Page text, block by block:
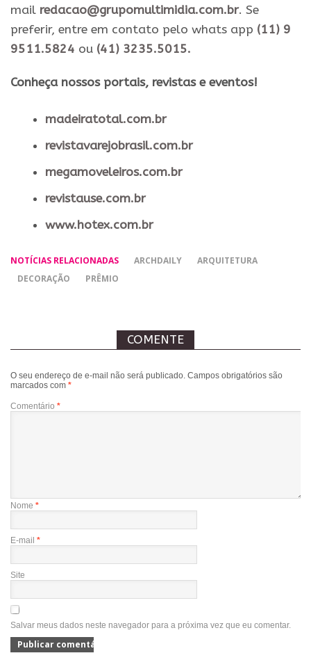
mail redacao@grupomultimidia.com.br. Se
preferir, entre em contato pelo whats app (11) 9
9511.5824 ou (41) 3235.5015.
​Conheça nossos ​portais, revistas e eventos​!
madeiratotal.com.br
revistavarejobrasil.com.br
megamoveleiros.com.br
revistause.com.br
www.hotex.com.br
NOTÍCIAS RELACIONADAS ARCHDAILY
ARQUITETURA
DECORAÇÃO
PRÊMIO
COMENTE
O seu endereço de e-mail não será publicado. Campos obrigatórios são
marcados com *
Comentário *
Nome *
E-mail *
Site
Salvar meus dados neste navegador para a próxima vez que eu comentar.